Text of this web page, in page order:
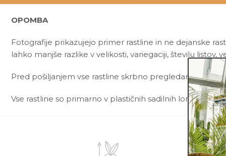
OPOMBA
Fotografije prikazujejo primer rastline in ne dejanske
lahko manjše razlike v velikosti, variegaciji, številu listov,
Pred pošiljanjem vse rastline skrbno pregledamo in
Vse rastline so primarno v plastičnih sadilnih lončkih.